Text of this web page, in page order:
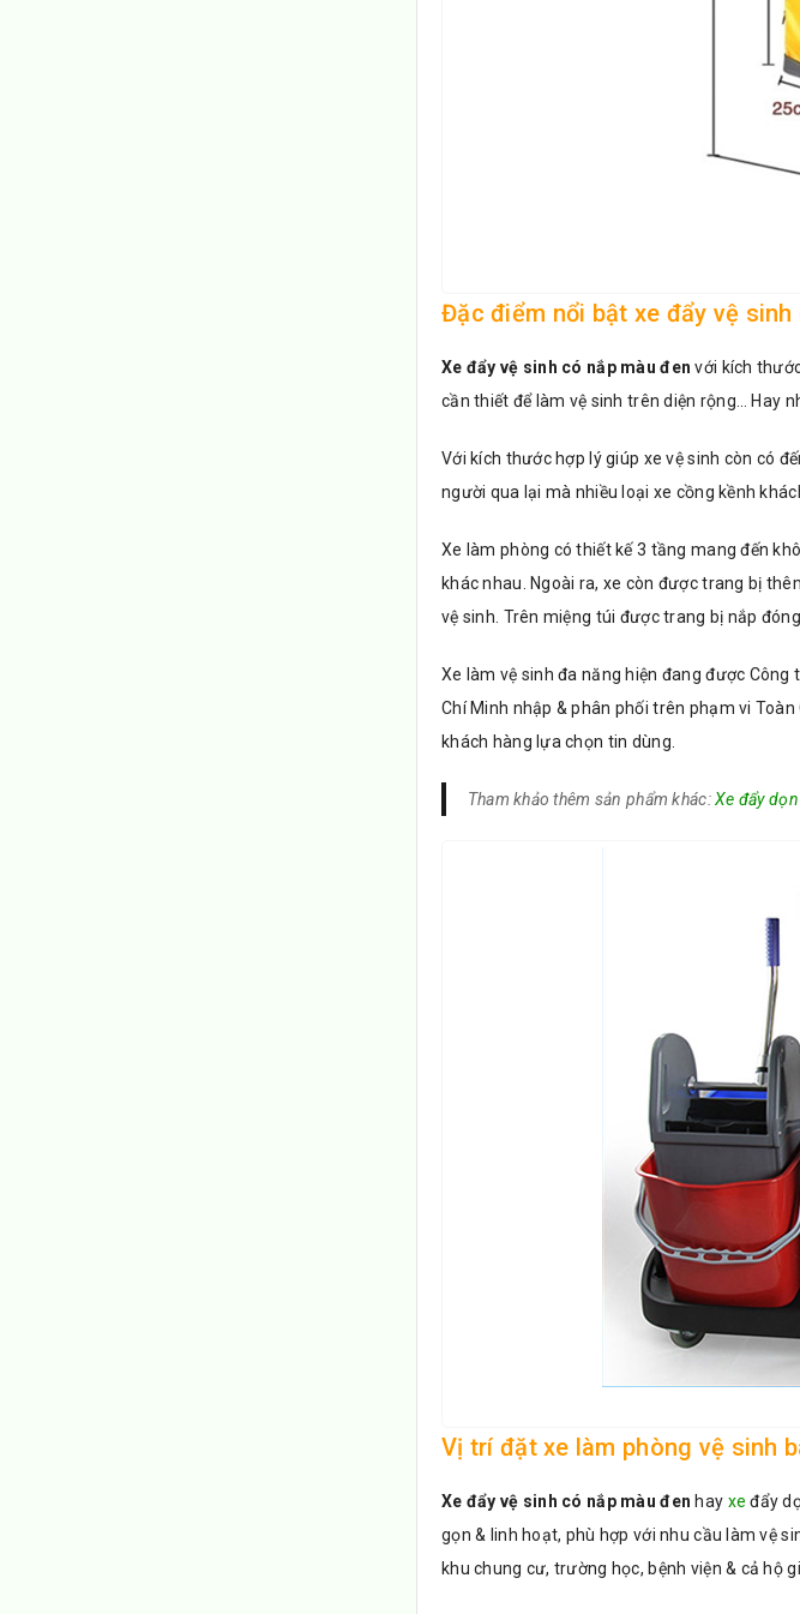
Đặc điểm nổi bật xe đẩy vệ sinh
Xe đẩy vệ sinh có nắp màu đen với kích
cần thiết để làm vệ sinh trên diện rộng… Hay
Với kích thước hợp lý giúp xe vệ sinh còn có
người qua lại mà nhiều loại xe cồng kềnh
Xe làm phòng có thiết kế 3 tầng mang đến
khác nhau. Ngoài ra, xe còn được trang bị
vệ sinh. Trên miệng túi được trang bị nắp
Xe làm vệ sinh đa năng hiện đang được
Chí Minh nhập & phân phối trên phạm vi
khách hàng lựa chọn tin dùng.
Tham khảo thêm sản phẩm khác:Xe đẩy
Vị trí đặt xe làm phòng vệ sinh
Xe đẩy vệ sinh có nắp màu đen hay xe đẩy
gọn & linh hoạt, phù hợp với nhu cầu làm vệ
khu chung cư, trường học, bệnh viện & cả hộ